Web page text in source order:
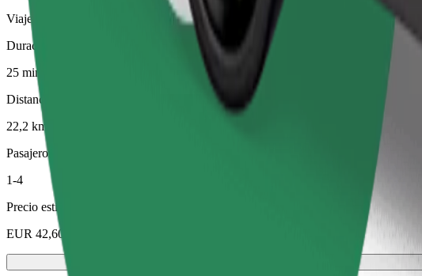
Viajes en coches con más espacio para equipaje y para estirar las piernas
Duración estimada del viaje
25 min
Distancia estimada
22,2 km
Pasajeros
1-4
Precio estimado
EUR 42,60